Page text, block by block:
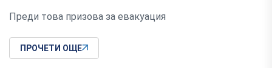
Преди това призова за евакуация
ПРОЧЕТИ ОЩЕ